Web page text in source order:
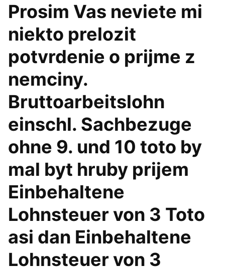
Prosim Vas neviete mi
niekto prelozit
potvrdenie o prijme z
nemciny.
Bruttoarbeitslohn
einschl. Sachbezuge
ohne 9. und 10 toto by
mal byt hruby prijem
Einbehaltene
Lohnsteuer von 3 Toto
asi dan Einbehaltene
Lohnsteuer von 3